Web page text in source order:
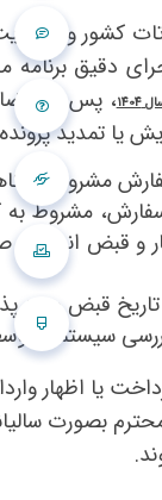
کشور و با
دقیق برنامه
، پس از
مقرر (2 تا 6 ماه) تنها
و قبض انبار
سیستمی
یا اظهار
محترم بصورت